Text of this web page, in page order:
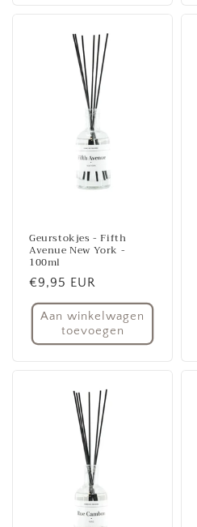
Geurstokjes - Fifth
Avenue New York -
100ml
Normale
prijs
€9,95 EUR
Aan winkelwagen
toevoegen